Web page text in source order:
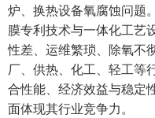
炉、换热设备氧腐蚀问题
膜专利技术与一体化工艺
性差、运维繁琐、除氧不
厂、供热、化工、轻工等
合性能、经济效益与稳定
面体现其行业竞争力。